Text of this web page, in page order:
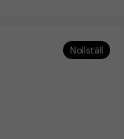
Nollställ